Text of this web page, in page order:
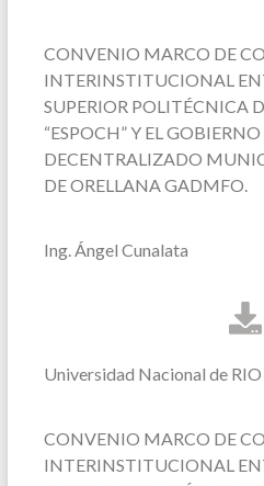
CONVENIO MARCO DE
INTERINSTITUCIONAL
SUPERIOR POLITÉCNICA
“ESPOCH” Y EL
DECENTRALIZADO
DE ORELLANAGADMFO.
Ing. Ángel Cunalata
Universidad Nacional de
CONVENIO MARCO DE
INTERINSTITUCIONAL